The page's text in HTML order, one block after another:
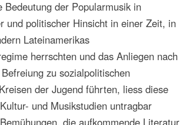
wurde die Thematik in
fortgeführt. Sie wurde in
und in multilateralen